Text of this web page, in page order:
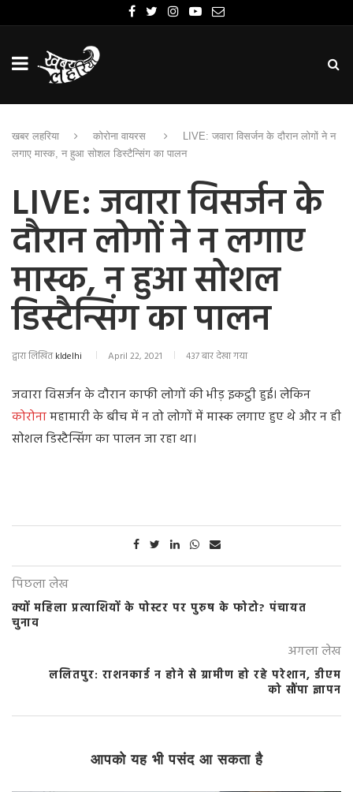
खबर लहरिया कोरोना वायरस
LIVE: जवारा विसर्जन के दौरान लोगों ने न
लगाए मास्क, न हुआ सोशल डिस्टैन्सिंग का पालन
LIVE: जवारा विसर्जन के
दौरान लोगों ने न लगाए
मास्क, न हुआ सोशल
डिस्टैन्सिंग का पालन
द्वारा लिखितkldelhi April 22, 2021 437 बार देखा गया
जवारा विसर्जन के दौरान काफी लोगों की भीड़ इकट्ठी हुई। लेकिन
कोरोनामहामारी के बीच में न तो लोगों में मास्क लगाए हुए थे और न ही
सोशल डिस्टैन्सिंग का पालन जा रहा था।
पिछला लेख
क्यों महिला प्रत्याशियों के पोस्टर पर पुरुष के फोटो? पंचायत
चुनाव
अगला लेख
ललितपुर: राशनकार्ड न होने से ग्रामीण हो रहे परेशान, डीएम
को सौंपा ज्ञापन
आपको यह भी पसंद आ सकता है